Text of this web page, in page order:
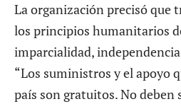
La organización precisó que
los principios humanitarios
imparcialidad,
“Los suministros y el apoyo
país son gratuitos. No deben